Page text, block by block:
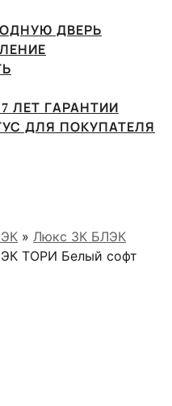
ДВЕРЬ
ЛЕТ ГАРАНТИИ
ДЛЯ ПОКУПАТЕЛЯ
» Люкс 3К БЛЭК
ТОРИ Белый софт